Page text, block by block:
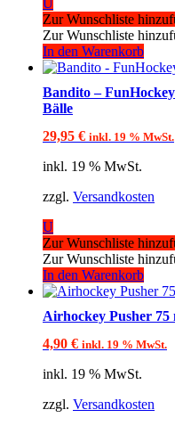
Zur Wunschliste
Zur Wunschliste
In den Warenkorb
Bandito –
Bälle
29,95 € inkl. 19 % MwSt.
inkl. 19 % MwSt.
zzgl. Versandkosten
U
Zur Wunschliste
Zur Wunschliste
In den Warenkorb
Airhockey Pusher 75
4,90 € inkl. 19 % MwSt.
inkl. 19 % MwSt.
zzgl. Versandkosten